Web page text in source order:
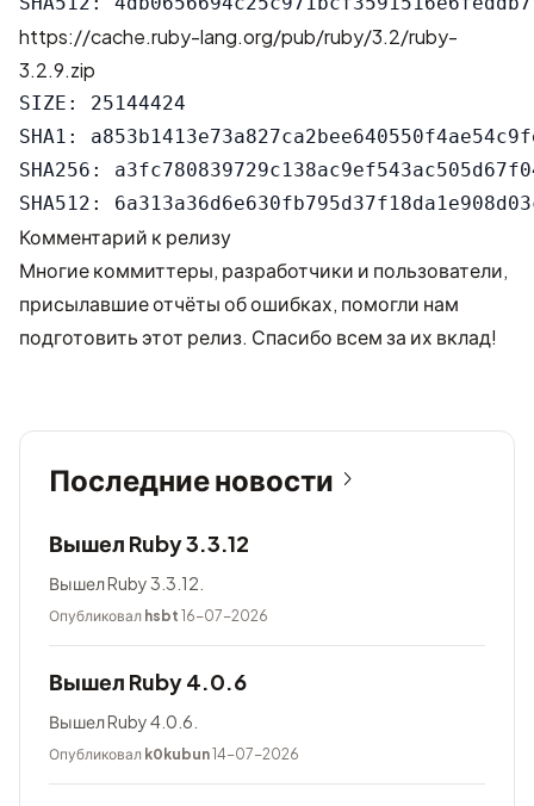
https://cache.ruby-lang.org/pub/ruby/3.2/ruby-
3.2.9.zip
SIZE: 25144424
SHA1:
SHA256:
Комментарий к релизу
Многие коммиттеры, разработчики и пользователи,
присылавшие отчёты об ошибках, помогли нам
подготовить этот релиз. Спасибо всем за их вклад!
Последние новости
Вышел Ruby 3.3.12
Вышел Ruby 3.3.12.
Опубликовал hsbt 16-07-2026
Вышел Ruby 4.0.6
Вышел Ruby 4.0.6.
Опубликовал k0kubun14-07-2026